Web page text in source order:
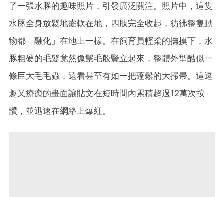
了一張水豚的趣味照片，引發廣泛關注。照片中，這隻
水豚全身放鬆地癱軟在地，四肢完全收起，彷彿整隻動
物都「融化」在地上一樣。在飼育員輕柔的撫摸下，水
豚粗硬的毛髮竟然像鬃毛般豎立起來，整體外型酷似一
條巨大毛毛蟲，遠看甚至有如一把蓬鬆的大掃帚。這逗
趣又療癒的畫面讓貼文在短時間內累積超過12萬次按
讚，並迅速在網絡上爆紅。